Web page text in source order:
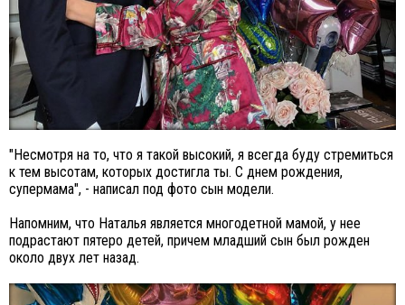
"Несмотря на то, что я такой высокий, я всегда буду стремиться
к тем высотам, которых достигла ты. С днем рождения,
супермама", - написал под фото сын модели.
Напомним, что Наталья является многодетной мамой, у нее
подрастают пятеро детей, причем младший сын был рожден
около двух лет назад.